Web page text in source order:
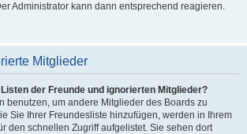
Administrator kann dann entsprechend reagieren.
Mitglieder
der Freunde und ignorierten Mitglieder?
benutzen, um andere Mitglieder des Boards zu
Sie Ihrer Freundesliste hinzufügen, werden in Ihrem
den schnellen Zugriff aufgelistet. Sie sehen dort